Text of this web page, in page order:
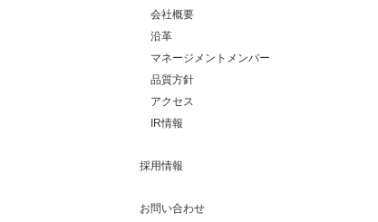
会社概要
沿革
マネージメントメンバー
品質方針
アクセス
IR情報
採用情報
お問い合わせ